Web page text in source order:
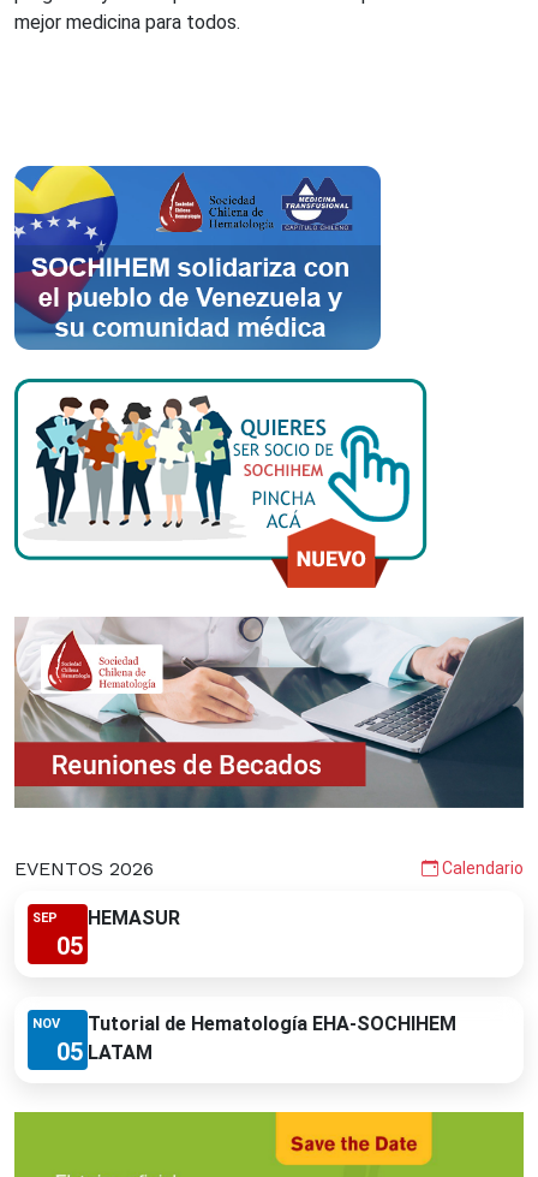
EVENTOS 2026 Calendario
SEP
05
HEMASUR
NOV
05
Tutorial de Hematología EHA-SOCHIHEM
LATAM